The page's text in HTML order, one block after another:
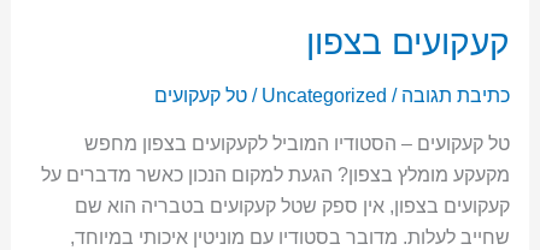
קעקועים בצפון
כתיבת תגובה /
Uncategorized
/ טל קעקועים
טל קעקועים – הסטודיו המוביל לקעקועים בצפון מחפש
מקעקע מומלץ בצפון? הגעת למקום הנכון כאשר מדברים על
קעקועים בצפון, אין ספק שטל קעקועים בטבריה הוא שם
שחייב לעלות. מדובר בסטודיו עם מוניטין איכותי במיוחד,